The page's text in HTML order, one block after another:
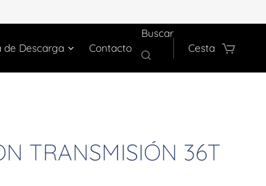
de Descarga Contacto
Buscar
Cesta
TRANSMISIÓN 36T